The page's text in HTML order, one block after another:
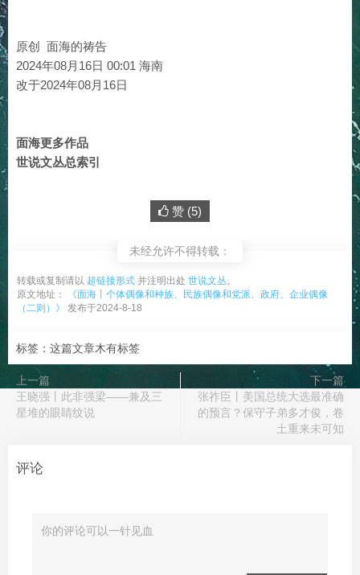
原创 面海的祷告
2024年08月16日 00:01 海南
改于2024年08月16日
面海更多作品
世说文丛总索引
赞 (5)
未经允许不得转载：
转载或复制请以 超链接形式 并注明出处 世说文丛。
原文地址：
《面海丨个体偶像和种族、民族偶像和党派、政府、企业偶像
（二则）》
发布于2024-8-18
标签：这篇文章木有标签
上一篇
王晓强丨此非强梁——兼及三
星堆的眼睛纹说
下一篇
张祚臣丨美国总统大选最准确
的预言？保守子弟多才俊，卷
土重来未可知
评论